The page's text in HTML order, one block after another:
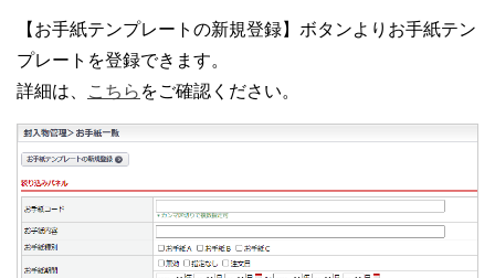
【お手紙テンプレートの新規登録】ボタンよりお手紙テン
プレートを登録できます。
詳細は、 こちら をご確認ください。